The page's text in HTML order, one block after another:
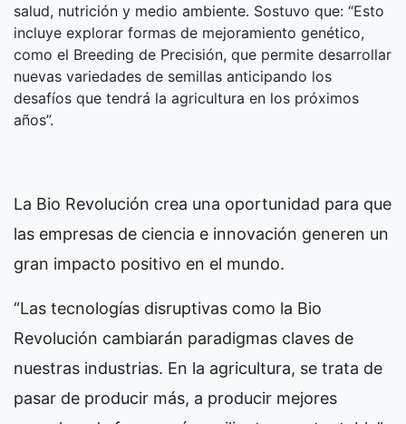
salud, nutrición y medio ambiente. Sostuvo que: “Esto
incluye explorar formas de mejoramiento genético,
como el Breeding de Precisión, que permite desarrollar
nuevas variedades de semillas anticipando los
desafíos que tendrá la agricultura en los próximos
años”.
La Bio Revolución crea una oportunidad para que
las empresas de ciencia e innovación generen un
gran impacto positivo en el mundo.
“Las tecnologías disruptivas como la Bio
Revolución cambiarán paradigmas claves de
nuestras industrias. En la agricultura, se trata de
pasar de producir más, a producir mejores